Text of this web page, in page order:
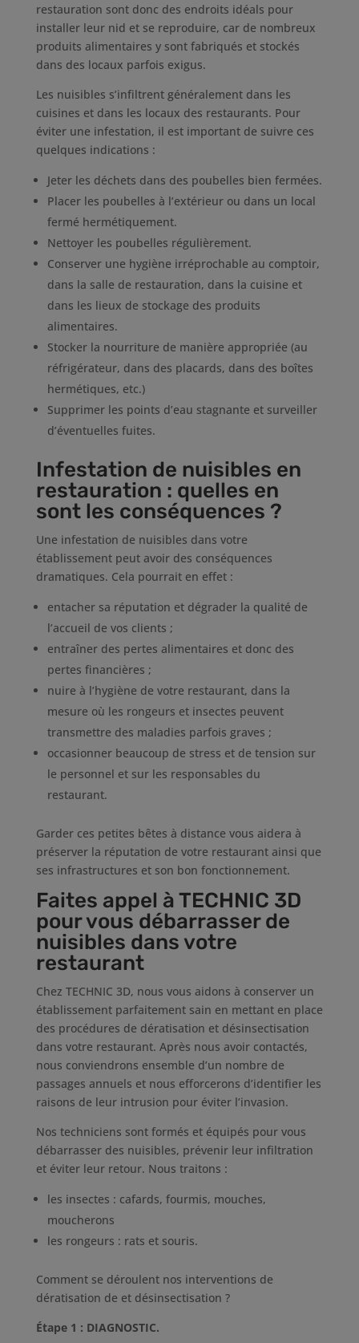
restauration sont donc des endroits idéals pour
installer leur nid et se reproduire, car de nombreux
produits alimentaires y sont fabriqués et stockés
dans des locaux parfois exigus.
Les nuisibles s’infiltrent généralement dans les
cuisines et dans les locaux des restaurants. Pour
éviter une infestation, il est important de suivre ces
quelques indications :
Jeter les déchets dans des poubelles bien fermées.
Placer les poubelles à l’extérieur ou dans un local
fermé hermétiquement.
Nettoyer les poubelles régulièrement.
Conserver une hygiène irréprochable au comptoir,
dans la salle de restauration, dans la cuisine et
dans les lieux de stockage des produits
alimentaires.
Stocker la nourriture de manière appropriée (au
réfrigérateur, dans des placards, dans des boîtes
hermétiques, etc.)
Supprimer les points d’eau stagnante et surveiller
d’éventuelles fuites.
Infestation de nuisibles en
restauration : quelles en
sont les conséquences ?
Une infestation de nuisibles dans votre
établissement peut avoir des conséquences
dramatiques. Cela pourrait en effet :
entacher sa réputation et dégrader la qualité de
l’accueil de vos clients ;
entraîner des pertes alimentaires et donc des
pertes financières ;
nuire à l’hygiène de votre restaurant, dans la
mesure où les rongeurs et insectes peuvent
transmettre des maladies parfois graves ;
occasionner beaucoup de stress et de tension sur
le personnel et sur les responsables du
restaurant.
Garder ces petites bêtes à distance vous aidera à
préserver la réputation de votre restaurant ainsi que
ses infrastructures et son bon fonctionnement.
Faites appel à TECHNIC 3D
pour vous débarrasser de
nuisibles dans votre
restaurant
Chez TECHNIC 3D, nous vous aidons à conserver un
établissement parfaitement sain en mettant en place
des procédures de dératisation et désinsectisation
dans votre restaurant. Après nous avoir contactés,
nous conviendrons ensemble d’un nombre de
passages annuels et nous efforcerons d’identifier les
raisons de leur intrusion pour éviter l’invasion.
Nos techniciens sont formés et équipés pour vous
débarrasser des nuisibles, prévenir leur infiltration
et éviter leur retour. Nous traitons :
les insectes : cafards, fourmis, mouches,
moucherons
les rongeurs : rats et souris.
Comment se déroulent nos interventions de
dératisation de et désinsectisation ?
Étape 1 : DIAGNOSTIC.